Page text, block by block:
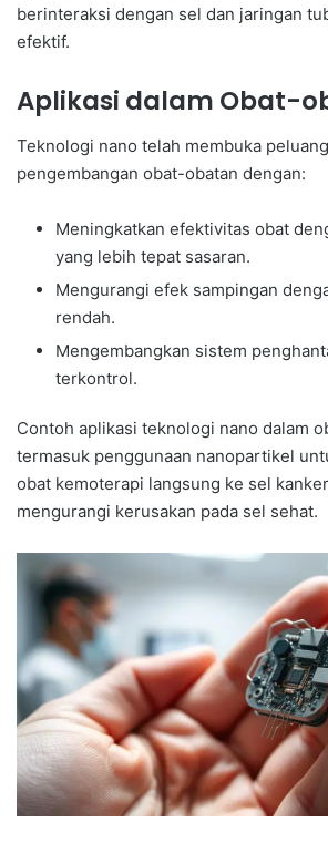
berinteraksi dengan sel dan jaringan
efektif.
Aplikasi dalam Obat-
Teknologi nano telah membuka
pengembangan obat-obatan dengan:
Meningkatkan efektivitas obat
yang lebih tepat sasaran.
Mengurangi efek sampingan
rendah.
Mengembangkan sistem
terkontrol.
Contoh aplikasi teknologi nano dalam
termasuk penggunaan nanopartikel
obat kemoterapi langsung ke sel
mengurangi kerusakan pada sel sehat.